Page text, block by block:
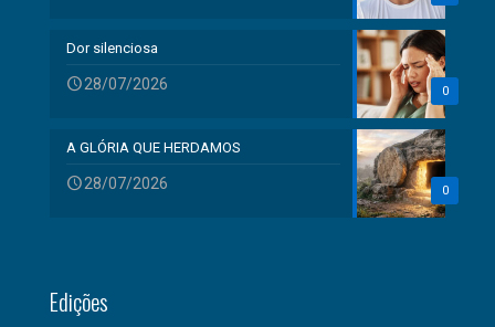
0
Dor silenciosa
28/07/2026
0
A GLÓRIA QUE HERDAMOS
28/07/2026
Edições